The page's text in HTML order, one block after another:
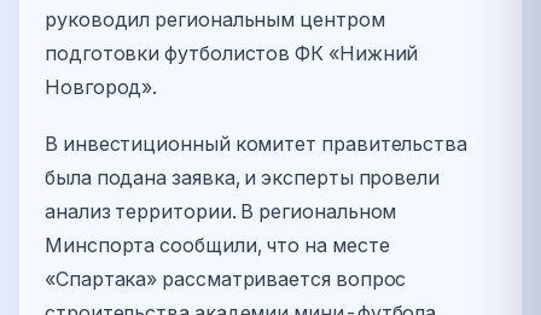
руководил региональным центром
подготовки футболистов ФК «Нижний
Новгород».
В инвестиционный комитет правительства
была подана заявка, и эксперты провели
анализ территории. В региональном
Минспорта сообщили, что на месте
«Спартака» рассматривается вопрос